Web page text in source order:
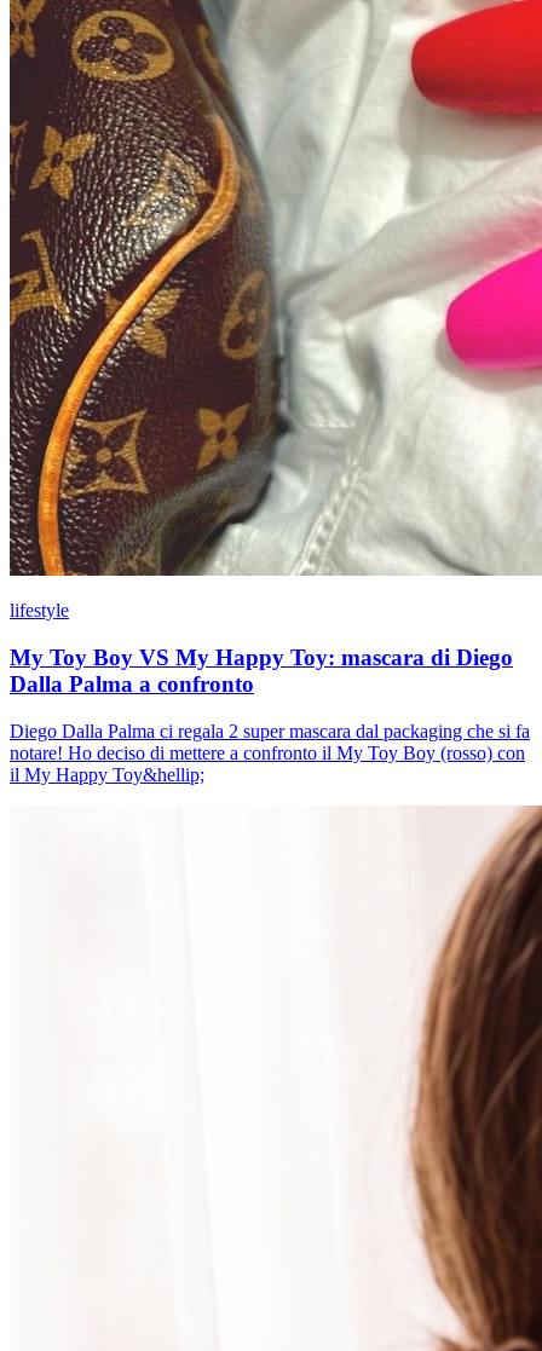
lifestyle
My Toy Boy VS My Happy Toy: mascara di Diego
Dalla Palma a confronto
Diego Dalla Palma ci regala 2 super mascara dal packaging che si fa
notare! Ho deciso di mettere a confronto il My Toy Boy (rosso) con
il My Happy Toy&hellip;